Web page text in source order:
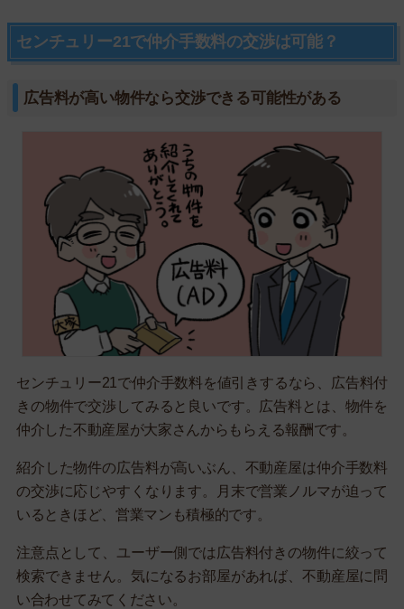
センチュリー21で仲介手数料の交渉は可能？
広告料が高い物件なら交渉できる可能性がある
センチュリー21で仲介手数料を値引きするなら、広告料付
きの物件で交渉してみると良いです。広告料とは、物件を
仲介した不動産屋が大家さんからもらえる報酬です。
紹介した物件の広告料が高いぶん、不動産屋は仲介手数料
の交渉に応じやすくなります。月末で営業ノルマが迫って
いるときほど、営業マンも積極的です。
注意点として、ユーザー側では広告料付きの物件に絞って
検索できません。気になるお部屋があれば、不動産屋に問
い合わせてみてください。